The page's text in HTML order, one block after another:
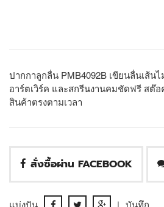
ปากกาลูกลื่น PMB4092B เขียนลื่นเส้น
อาร์ตเวิร์ค และสกรีนงานคมชัดฟรี สต๊
สินค้าตรงตามเวลา
สั่งซื้อผ่าน FACEBOOK